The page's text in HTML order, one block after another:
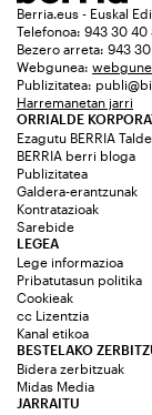
Berria.eus - Euskal
Telefonoa: 943 30 40
Bezero arreta: 943
Webgunea:
Publizitatea:
Harremanetan jarri
ORRIALDE
Ezagutu BERRIA
BERRIA berri bloga
Publizitatea
Galdera-erantzunak
Kontratazioak
Sarebide
JARRAITU
LEGEA
Lege informazioa
Pribatutasun politika
Cookieak
cc Lizentzia
Kanal etikoa
BESTELAKO
Bidera zerbitzuak
Midas Media